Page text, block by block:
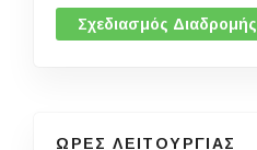
Σχεδιασμός Διαδρομής
ΩΡΕΣ ΛΕΙΤΟΥΡΓΙΑΣ